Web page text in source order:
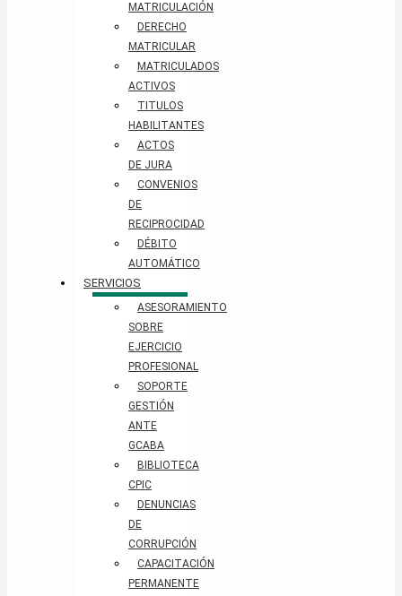
MATRICULACIÓN
DERECHO
MATRICULAR
MATRICULADOS
ACTIVOS
TITULOS
HABILITANTES
ACTOS
DE JURA
CONVENIOS
DE
RECIPROCIDAD
DÉBITO
AUTOMÁTICO
SERVICIOS
ASESORAMIENTO
SOBRE
EJERCICIO
PROFESIONAL
SOPORTE
GESTIÓN
ANTE
GCABA
BIBLIOTECA
CPIC
DENUNCIAS
DE
CORRUPCIÓN
CAPACITACIÓN
PERMANENTE